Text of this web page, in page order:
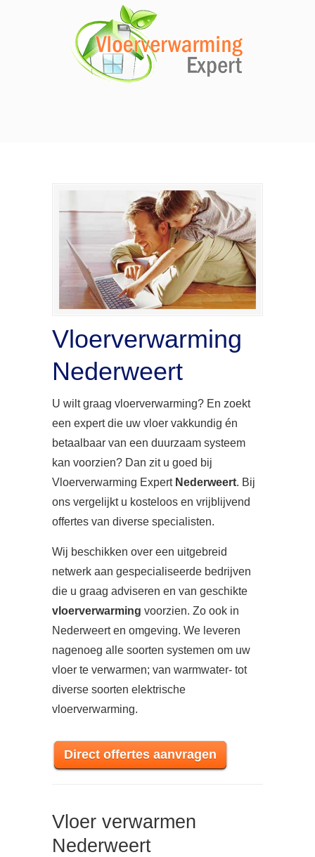
Vloerverwarming
Nederweert
U wilt graag vloerverwarming? En zoekt
een expert die uw vloer vakkundig én
betaalbaar van een duurzaam systeem
kan voorzien? Dan zit u goed bij
Vloerverwarming Expert Nederweert. Bij
ons vergelijkt u kosteloos en vrijblijvend
offertes van diverse specialisten.
Wij beschikken over een uitgebreid
netwerk aan gespecialiseerde bedrijven
die u graag adviseren en van geschikte
vloerverwarming voorzien. Zo ook in
Nederweert en omgeving. We leveren
nagenoeg alle soorten systemen om uw
vloer te verwarmen; van warmwater- tot
diverse soorten elektrische
vloerverwarming.
Direct offertes aanvragen
Vloer verwarmen
Nederweert